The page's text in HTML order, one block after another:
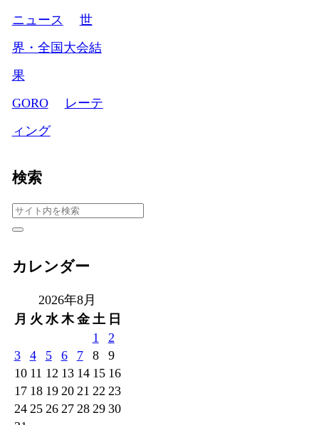
ニュース
世
界・全国大会結
果
GORO
レーテ
ィング
検索
カレンダー
2026年8月
月 火 水 木 金 土 日
1
2
3
4 5 6 7 8
9
10 11 12 13 14 15 16
17 18 19 20 21 22 23
24 25 26 27 28 29 30